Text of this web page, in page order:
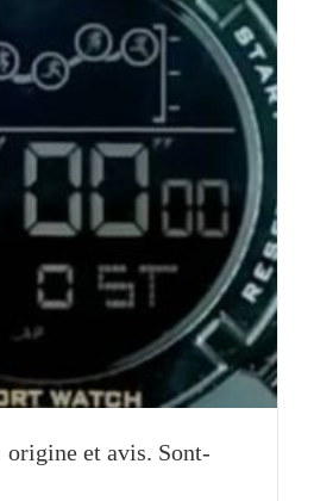
et avis. Sont-